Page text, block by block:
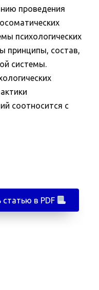
проведения
психологических
принципы, состав,
системы.
соотносится с
статью в PDF